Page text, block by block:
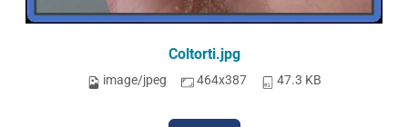
Coltorti.jpg
image/jpeg 464x387 47.3 KB